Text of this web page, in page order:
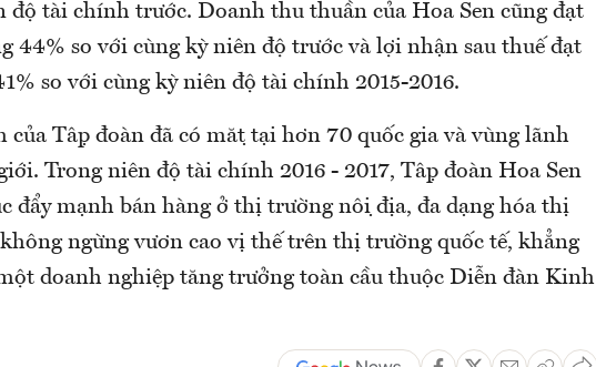
độ tài chính trước. Doanh thu thuần của Hoa Sen cũng đạt
44% so với cùng kỳ niên độ trước và lợi nhận sau thuế đạt
so với cùng kỳ niên độ tài chính 2015-2016.
của Tập đoàn đã có mặt tại hơn 70 quốc gia và vùng lãnh
Trong niên độ tài chính 2016 - 2017, Tập đoàn Hoa Sen
đẩy mạnh bán hàng ở thị trường nội địa, đa dạng hóa thị
ngừng vươn cao vị thế trên thị trường quốc tế, khẳng
doanh nghiệp tăng trưởng toàn cầu thuộc Diễn đàn Kinh